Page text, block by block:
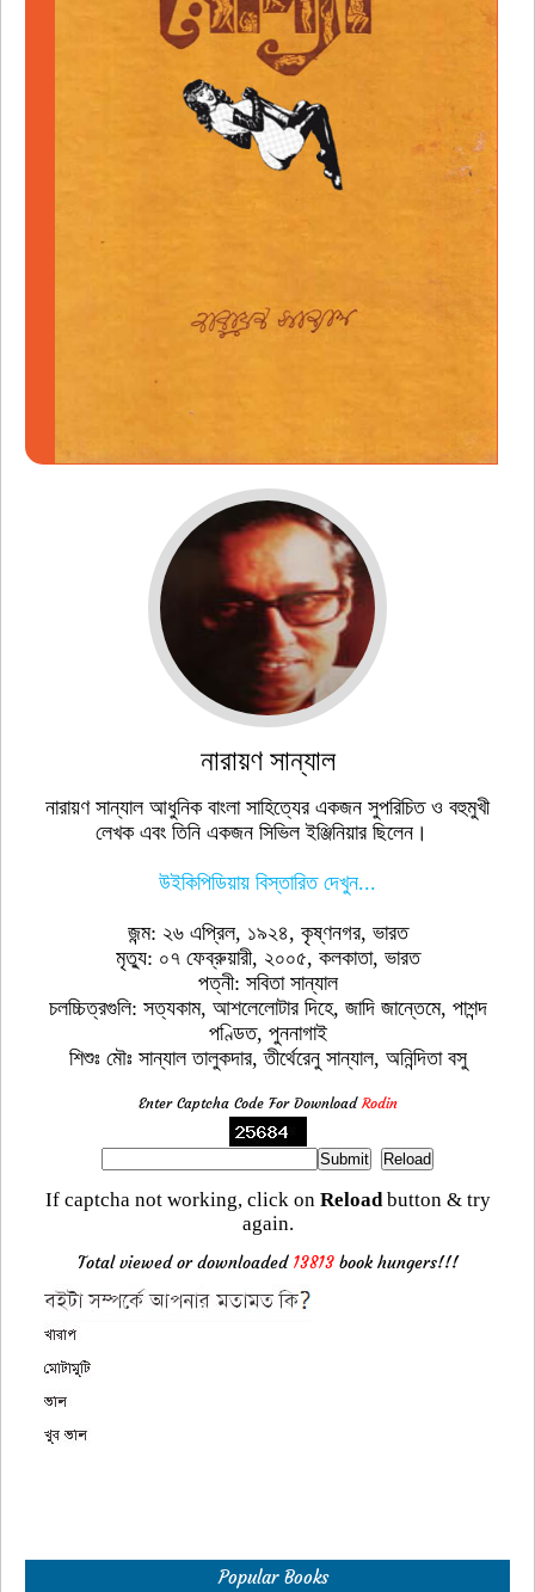
নারায়ণ সান্যাল
নারায়ণ সান্যাল আধুনিক বাংলা সাহিত্যের একজন সুপরিচিত ও বহুমুখী
লেখক এবং তিনি একজন সিভিল ইঞ্জিনিয়ার ছিলেন।
উইকিপিডিয়ায় বিস্তারিত দেখুন...
জন্ম: ২৬ এপ্রিল, ১৯২৪, কৃষ্ণনগর, ভারত
মৃত্যু: ০৭ ফেব্রুয়ারী, ২০০৫, কলকাতা, ভারত
পত্নী: সবিতা সান্যাল
চলচ্চিত্রগুলি: সত্যকাম, আশলেলোটার দিহে, জাদি জান্তেমে, পাশন্দ
পণ্ডিত, পুননাগাই
শিশুঃ মৌঃ সান্যাল তালুকদার, তীর্থেরেনু সান্যাল, অনিন্দিতা বসু
Enter Captcha Code For Download Rodin
If captcha not working, click on Reloadbutton & try
again.
Total viewed or downloaded 13813book hungers!!!
Popular Books